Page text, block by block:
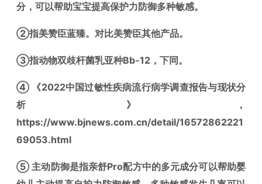
分，可以帮助宝宝提高保护力防御多种敏感。
②指美赞臣蓝臻。对比美赞臣其他产品。
③指动物双歧杆菌乳亚种Bb-12，下同。
④ 《2022中国过敏性疾病流行病学调查报告与现状分
析》，
https://www.bjnews.com.cn/detail/16572862221
69053.html
⑤ 主动防御是指亲舒Pro配方中的多元成分可以帮助婴